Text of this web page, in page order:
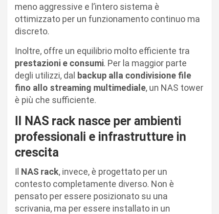
meno aggressive e l’intero sistema è
ottimizzato per un funzionamento continuo ma
discreto.
Inoltre, offre un equilibrio molto efficiente tra
prestazioni e consumi. Per la maggior parte
degli utilizzi, dal backup alla condivisione file
fino allo streaming multimediale, un NAS tower
è più che sufficiente.
Il NAS rack nasce per ambienti
professionali e infrastrutture in
crescita
Il NAS rack, invece, è progettato per un
contesto completamente diverso. Non è
pensato per essere posizionato su una
scrivania, ma per essere installato in un